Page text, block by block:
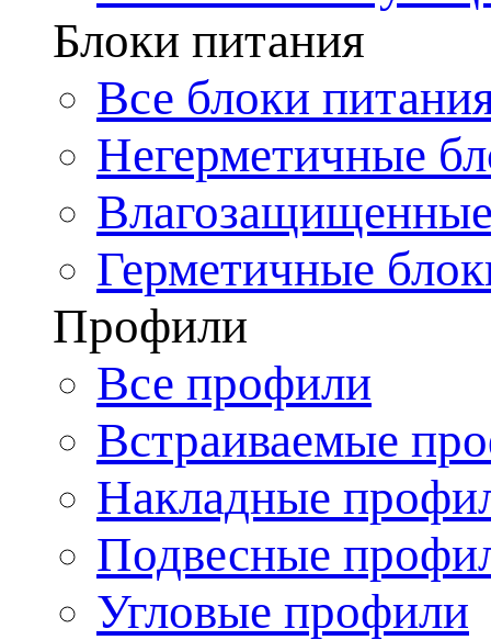
Блоки питания
Все блоки
Негерметичные
Герметичные
Профили
Все профили
Встраиваемые
Накладные
Подвесные
Угловые профили